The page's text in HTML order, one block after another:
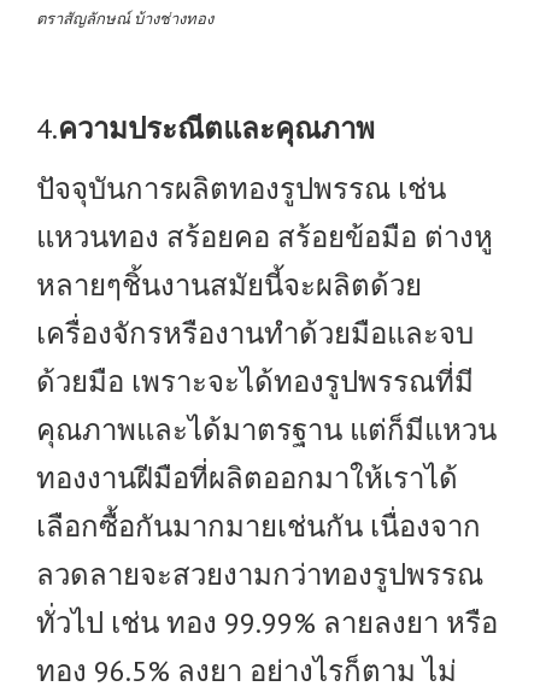
ตราสัญลักษณ์ บ้างช่างทอง
4.ความประณีตและคุณภาพ
ปัจจุบันการผลิตทองรูปพรรณ เช่น
แหวนทอง สร้อยคอ สร้อยข้อมือ ต่างหู
หลายๆชิ้นงานสมัยนี้จะผลิตด้วย
เครื่องจักรหรืองานทำด้วยมือและจบ
ด้วยมือ เพราะจะได้ทองรูปพรรณที่มี
คุณภาพและได้มาตรฐาน แต่ก็มีแหวน
ทองงานฝีมือที่ผลิตออกมาให้เราได้
เลือกซื้อกันมากมายเช่นกัน เนื่องจาก
ลวดลายจะสวยงามกว่าทองรูปพรรณ
ทั่วไป เช่น ทอง 99.99% ลายลงยา หรือ
ทอง 96.5% ลงยา อย่างไรก็ตาม ไม่